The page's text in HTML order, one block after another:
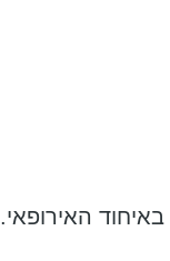
האירופאי.